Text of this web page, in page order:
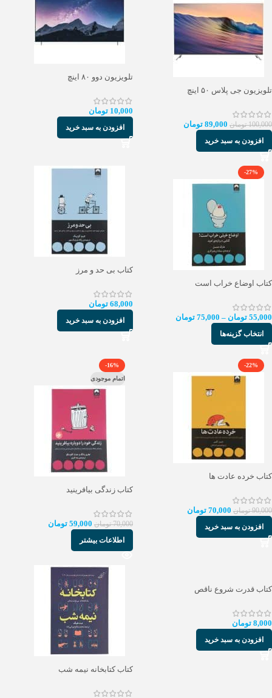
تلویزیون جی پلاس ۵۰ اینچ
100,000 تومان 89,000 تومان
افزودن به سبد خرید
تلویزیون دوو ۸۰ اینچ
10,000 تومان
افزودن به سبد خرید
-27%
کتاب اوضاع خراب است
55,000 تومان –
75,000 تومان
انتخاب گزینه‌ها
کتاب بی حد و مرز
68,000 تومان
افزودن به سبد خرید
-22%
کتاب خرده عادت ها
90,000 تومان 70,000 تومان
افزودن به سبد خرید
-16%
اتمام موجودی
کتاب زندگی بیافرینید
70,000 تومان 59,000 تومان
اطلاعات بیشتر
کتاب قدرت شروع ناقص
8,000 تومان
افزودن به سبد خرید
کتاب کتابخانه نیمه شب